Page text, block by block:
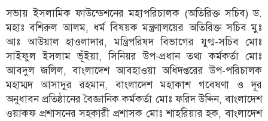
সভায় ইসলামিক ফাউন্ডেশনের মহাপরিচালক (অতিরিক্ত সচিব) ড.
মহাঃ বশিরুল আলম, ধর্ম বিষয়ক মন্ত্রণালয়ের অতিরিক্ত সচিব মুঃ
আঃ আউয়াল হাওলাদার, মন্ত্রিপরিষদ বিভাগের যুগ্ম-সচিব মোঃ
সাইফুল ইসলাম ভূঁইয়া, সিনিয়র উপ-প্রধান তথ্য কর্মকর্তা মোঃ
আবদুল জলিল, বাংলাদেশ আবহাওয়া অধিদপ্তরের উপ-পরিচালক
মহাম্মদ আসাদুর রহমান, বাংলাদেশ মহাকাশ গবেষণা ও দূর
অনুধাবন প্রতিষ্ঠানের বৈজ্ঞানিক কর্মকর্তা মোঃ ফরিদ উদ্দিন, বাংলাদেশ
ওয়াকফ প্রশাসনের সহকারী প্রশাসক মোঃ শাহরিয়ার হক, বাংলাদেশ